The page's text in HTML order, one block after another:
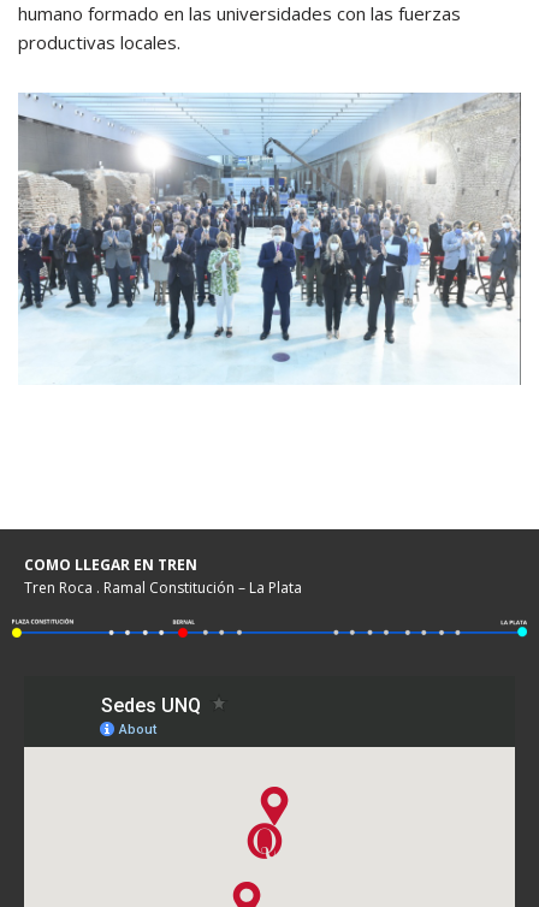
humano formado en las universidades con las fuerzas
productivas locales.
COMO LLEGAR EN TREN
Tren Roca . Ramal Constitución – La Plata